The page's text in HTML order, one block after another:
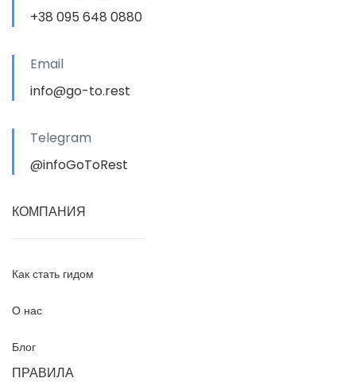
+38 095 648 0880
Email
info@go-to.rest
Telegram
@infoGoToRest
КОМПАНИЯ
Как стать гидом
О нас
Блог
ПРАВИЛА